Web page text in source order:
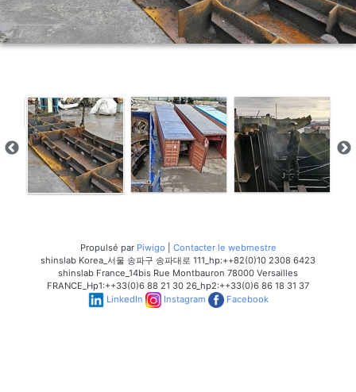
Propulsé par Piwigo
Contacter le webmestre
shinslab Korea_서울 송파구 송파대로 111_hp:++82(0)10 2308 6423
shinslab France_14bis Rue Montbauron 78000 Versailles
FRANCE_Hp1:++33(0)6 88 21 30 26_hp2:++33(0)6 86 18 31 37
LinkedIn
Instagram Facebook